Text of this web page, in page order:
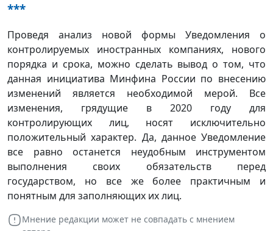
***
Проведя анализ новой формы Уведомления о
контролируемых иностранных компаниях, нового
порядка и срока, можно сделать вывод о том, что
данная инициатива Минфина России по внесению
изменений является необходимой мерой. Все
изменения, грядущие в 2020 году для
контролирующих лиц, носят исключительно
положительный характер. Да, данное Уведомление
все равно останется неудобным инструментом
выполнения своих обязательств перед
государством, но все же более практичным и
понятным для заполняющих их лиц.
Мнение редакции может не совпадать с мнением